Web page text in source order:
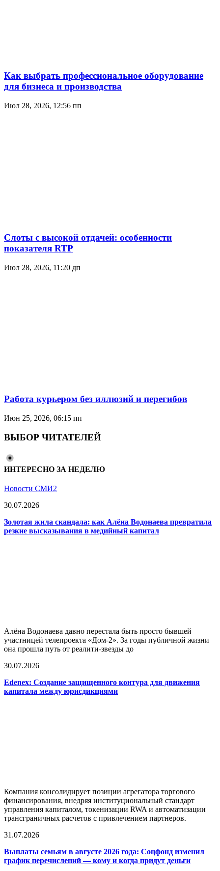
Как выбрать профессиональное оборудование
для бизнеса и производства
Июл 28, 2026, 12:56 пп
Слоты с высокой отдачей: особенности
показателя RTP
Июл 28, 2026, 11:20 дп
Работа курьером без иллюзий и перегибов
Июн 25, 2026, 06:15 пп
ВЫБОР ЧИТАТЕЛЕЙ
ИНТЕРЕСНО ЗА НЕДЕЛЮ
Новости СМИ2
30.07.2026
Золотая жила скандала: как Алёна Водонаева превратила
резкие высказывания в медийный капитал
Алёна Водонаева давно перестала быть просто бывшей
участницей телепроекта «Дом-2». За годы публичной жизни
она прошла путь от реалити-звезды до
30.07.2026
Edenex: Создание защищенного контура для движения
капитала между юрисдикциями
Компания консолидирует позиции агрегатора торгового
финансирования, внедряя институциональный стандарт
управления капиталом, токенизации RWA и автоматизации
трансграничных расчетов с привлечением партнеров.
31.07.2026
Выплаты семьям в августе 2026 года: Соцфонд изменил
график перечислений — кому и когда придут деньги